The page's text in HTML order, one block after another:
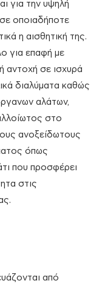
για την υψηλή
οποιαδήποτε
η αισθητική της.
για επαφή με
αντοχή σε ισχυρά
διαλύματα καθώς
αλάτων,
στο
ανοξείδωτους
όπως
που προσφέρει
στις
από